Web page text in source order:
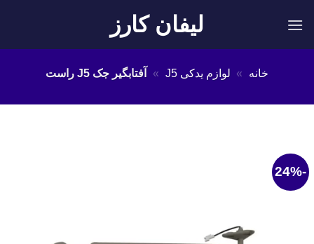
لیفان کارز
خانه » لوازم یدکی J5 » آفتابگیر جک J5 راست
-24%